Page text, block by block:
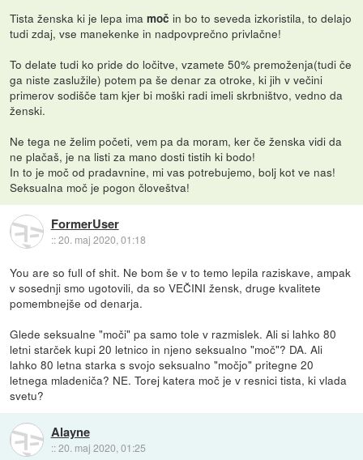
Tista ženska ki je lepa imamočin bo to seveda izkoristila, to delajo
tudi zdaj, vse manekenke in nadpovprečno privlačne!
To delate tudi ko pride do ločitve, vzamete 50% premoženja(tudi če
ga niste zaslužile) potem pa še denar za otroke, ki jih v večini
primerov sodišče tam kjer bi moški radi imeli skrbništvo, vedno da
ženski.
Ne tega ne želim početi, vem pa da moram, ker če ženska vidi da
ne plačaš, je na listi za mano dosti tistih ki bodo!
In to je moč od pradavnine, mi vas potrebujemo, bolj kot ve nas!
Seksualna moč je pogon človeštva!
FormerUser
::20. maj 2020, 01:18
You are so full of shit. Ne bom še v to temo lepila raziskave, ampak
v sosednji smo ugotovili, da so VEČINI žensk, druge kvalitete
pomembnejše od denarja.
Glede seksualne "moči" pa samo tole v razmislek. Ali si lahko 80
letni starček kupi 20 letnico in njeno seksualno "moč"? DA. Ali
lahko 80 letna starka s svojo seksualno "močjo" pritegne 20
letnega mladeniča? NE. Torej katera moč je v resnici tista, ki vlada
svetu?
Alayne
::20. maj 2020, 01:25